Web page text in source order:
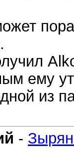
ему
из
-